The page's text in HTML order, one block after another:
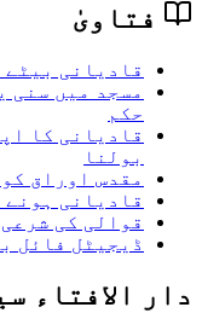
فتاویٰ
قادیانی بیٹے
مسجد میں سنی
حکم
قادیانی کا
بولنا
مقدس اوراق
قادیانی ہونے
قوالی کی
ڈیجیٹل فائل
دار الافتاء